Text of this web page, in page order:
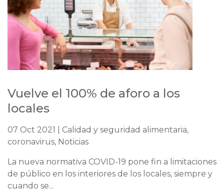
Vuelve el 100% de aforo a los
locales
07 Oct 2021 | Calidad y seguridad alimentaria,
coronavirus, Noticias
La nueva normativa COVID-19 pone fin a limitaciones
de público en los interiores de los locales, siempre y
cuando se...